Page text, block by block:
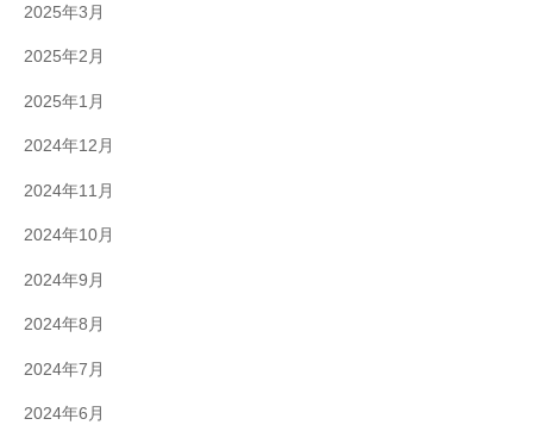
2025年3月
2025年2月
2025年1月
2024年12月
2024年11月
2024年10月
2024年9月
2024年8月
2024年7月
2024年6月